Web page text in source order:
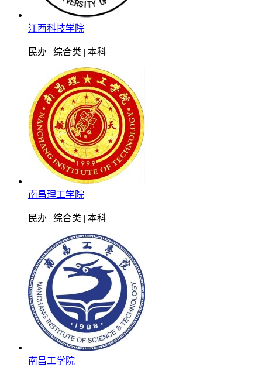
江西科技学院
民办 | 综合类 | 本科
南昌理工学院
民办 | 综合类 | 本科
南昌工学院